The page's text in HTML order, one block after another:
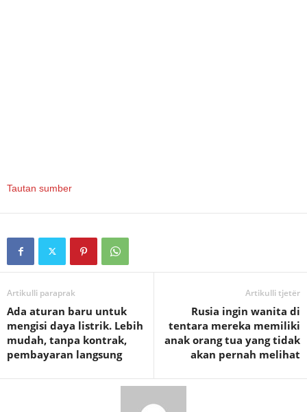
Tautan sumber
Artikulli paraprak
Ada aturan baru untuk
mengisi daya listrik. Lebih
mudah, tanpa kontrak,
pembayaran langsung
Artikulli tjetër
Rusia ingin wanita di
tentara mereka memiliki
anak orang tua yang tidak
akan pernah melihat